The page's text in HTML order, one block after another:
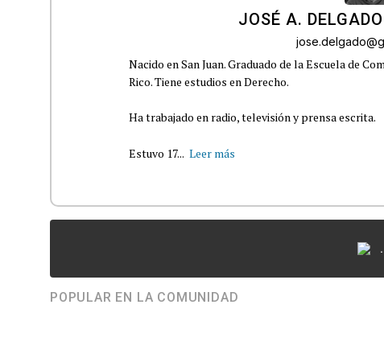
JOSÉ A. DELGADO
Nacido en San Juan. Graduado de la Escuela de
Rico. Tiene estudios en Derecho.
Ha trabajado en radio, televisión y prensa escrita.
Estuvo 17... Leer más
POPULAR EN LA COMUNIDAD